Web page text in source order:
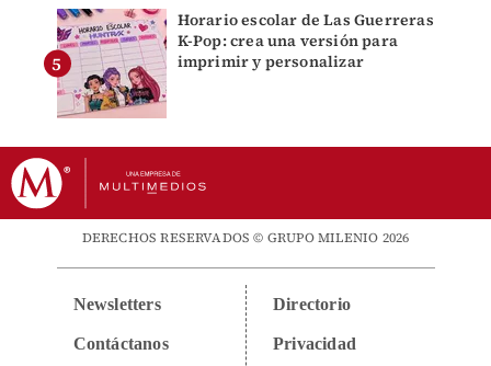
Horario escolar de Las Guerreras
K-Pop: crea una versión para
imprimir y personalizar
DERECHOS RESERVADOS © GRUPO MILENIO 2026
Newsletters
Contáctanos
Directorio
Privacidad